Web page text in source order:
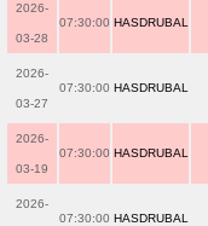
2026-
03-28
07:30:00 HASDRUBAL
2026-
03-27
07:30:00 HASDRUBAL
2026-
03-19
07:30:00 HASDRUBAL
2026-
07:30:00 HASDRUBAL